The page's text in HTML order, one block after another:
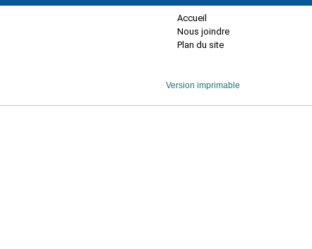
Accueil
Nous joindre
Plan du site
Version imprimable